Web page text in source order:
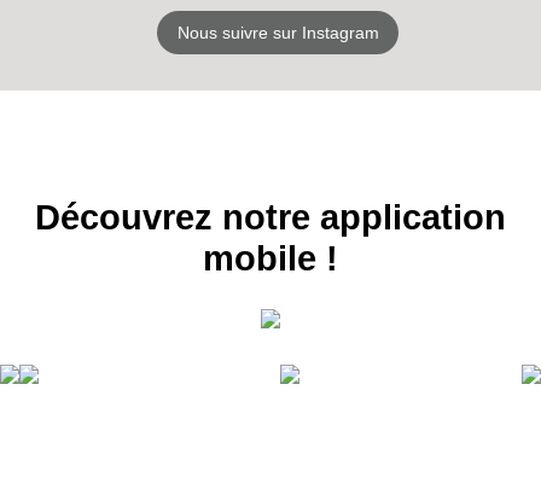
Nous suivre sur Instagram
Découvrez notre application
mobile !